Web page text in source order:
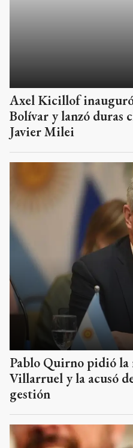
Axel Kicillof
Bolívar y lanzó duras
Javier Milei
Pablo Quirno pidió
Villarruel y la acusó
gestión